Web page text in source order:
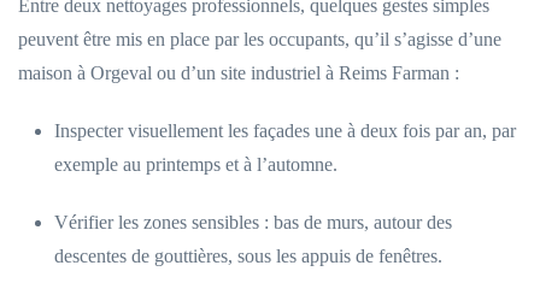
Entre deux nettoyages professionnels, quelques gestes simples
peuvent être mis en place par les occupants, qu’il s’agisse d’une
maison à Orgeval ou d’un site industriel à Reims Farman :
Inspecter visuellement les façades une à deux fois par an, par
exemple au printemps et à l’automne.
Vérifier les zones sensibles : bas de murs, autour des
descentes de gouttières, sous les appuis de fenêtres.